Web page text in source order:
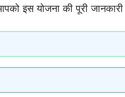
इस योजना की पूरी